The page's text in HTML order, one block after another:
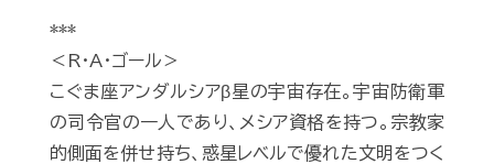
***
＜R・A・ゴール＞
こぐま座アンダルシアβ星の宇宙存在。宇宙防衛軍
の司令官の一人であり、メシア資格を持つ。宗教家
的側面を併せ持ち、惑星レベルで優れた文明をつく